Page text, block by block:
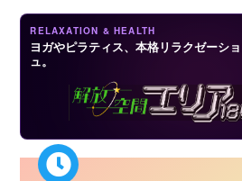
RELAXATION & HEALTH
ヨガやピラティス、本格リラクゼーシ
ュ。